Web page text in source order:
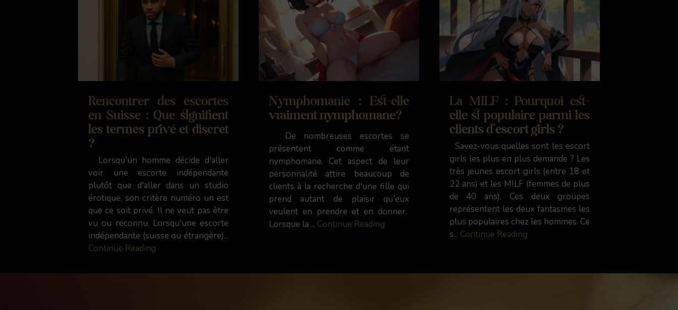
Rencontrer des escortes
en Suisse : Que signifient
les termes privé et discret
?
Lorsqu'un homme décide d'aller
voir une escorte indépendante
plutôt que d'aller dans un studio
érotique, son critère numéro un est
que ce soit privé. Il ne veut pas être
vu ou reconnu. Lorsqu'une escorte
indépendante (suisse ou étrangère)...
Continue Reading
Nymphomanie : Est-elle
vraiment nymphomane?
De nombreuses escortes se
présentent comme étant
nymphomane. Cet aspect de leur
personnalité attire beaucoup de
clients à la recherche d'une fille qui
prend autant de plaisir qu'eux
veulent en prendre et en donner.
Lorsque la ... Continue Reading
La MILF : Pourquoi est-
elle si populaire parmi les
clients d’escort girls ?
Savez-vous quelles sont les escort
girls les plus en plus demande ? Les
très jeunes escort girls (entre 18 et
22 ans) et les MILF (femmes de plus
de 40 ans). Ces deux groupes
représentent les deux fantasmes les
plus populaires chez les hommes. Ce
s... Continue Reading